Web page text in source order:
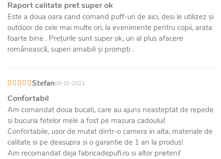
Raport calitate pret super ok
Este a doua oara cand comand puff-uri de aici, desi le utilizez și
outdoor de cele mai multe ori, la evenimente pentru copii, arata
foarte bine . Prețurile sunt super ok, un al plus afacere
românească, superi amabili și prompți .
Stefan08-01-2021
Confortabil
Am comandat doua bucati, care au ajuns neasteptat de repede
si bucuria fetelor mele a fost pe masura cadoului!
Confortabile, usor de mutat dintr-o camera in alta, materiale de
calitate si pe deasupra si o garantie de 1 an la produs!
Am recomandat deja fabricadepufi.ro si altor prieteni!